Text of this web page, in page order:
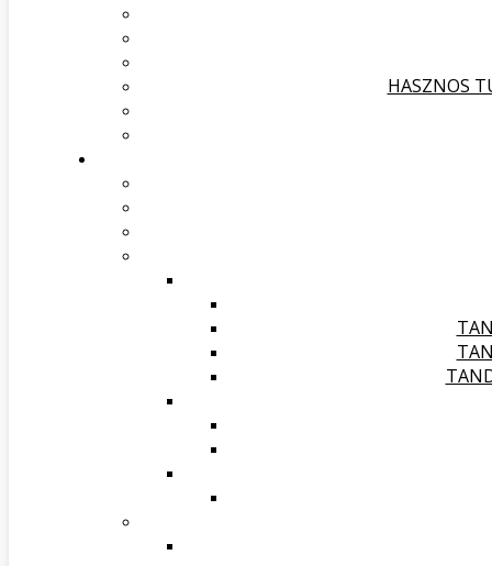
HASZNOS